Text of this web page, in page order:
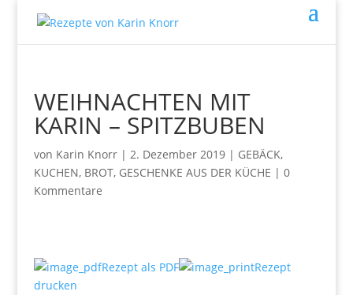
WEIHNACHTEN MIT
KARIN – SPITZBUBEN
von Karin Knorr| 2. Dezember 2019| GEBÄCK,
KUCHEN, BROT, GESCHENKE AUS DER KÜCHE | 0
Kommentare
Rezept als PDF
Rezept
drucken